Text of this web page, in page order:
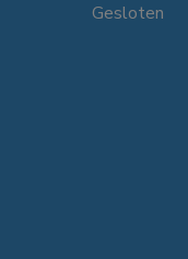
Gesloten